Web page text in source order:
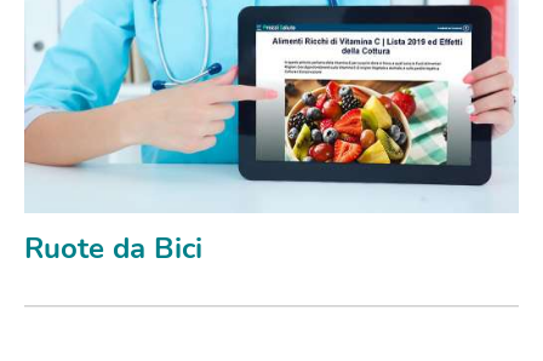
Ruote da Bici